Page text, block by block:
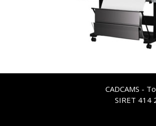
CADCAMS -
SIRET 414